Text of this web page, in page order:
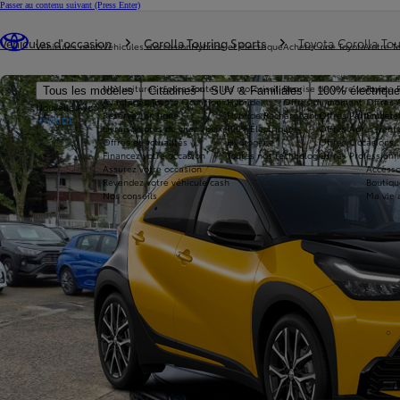
Passer au contenu suivant (Press Enter)
Véhicules neufs
Tous les modèles Citadines SUV & Familiales 100%
Nouvelle Aygo X
HYBRIDE
Véhicules d'occasion
Nos voitures d'occasion
Avantages Toyota Occasions
Réservez en ligne
Livraison près de chez vous
Offres et actualités
Financez votre occasion
Assurez votre occasion
Revendez votre véhicule cash
Nos conseils
Hybride et électrique
Toutes les motorisations
Hybride
Hybride Rechargeable
100% Électrique
Hydrogène
Toutes nos technologies
Acheter une Toyota
Reprise de votre voiture
Offres du moment
Offres Particuliers
Offres Après-
Offres Occasions
Offres
Votre
Toyota
Offres
Ma vie
Véhicules d'occasion Corolla Touring Sports Toyota Corolla